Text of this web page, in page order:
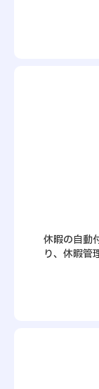
休暇の自動
り、休暇管